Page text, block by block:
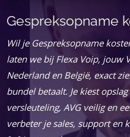
Gespreksopname
Wil je Gespreksopname
laten we bij Flexa Voip, jouw
Nederland en België, exact
bundel betaalt.​ Je kiest
versleuteling, AVG veilig en
verbeter je sales, support en